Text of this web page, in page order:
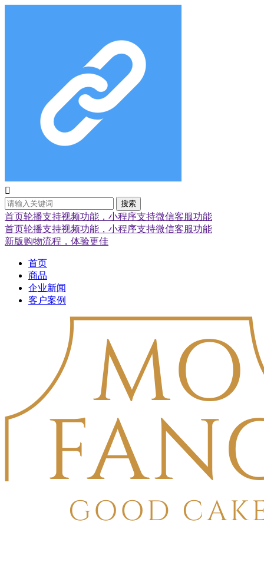

搜索
首页轮播支持视频功能，小程序支持微信客服功能
首页轮播支持视频功能，小程序支持微信客服功能
新版购物流程，体验更佳
首页
商品
企业新闻
客户案例